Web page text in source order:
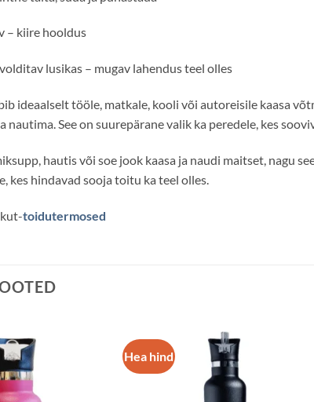
– kiire hooldus
lusikas – mugav lahendus teel olles
ideaalselt tööle, matkale, kooli või autoreisile kaasa
nautima. See on suurepärane valik ka peredele, kes
hautis või soe jook kaasa ja naudi maitset, nagu
kes hindavad sooja toitu ka teel olles.
toidutermosed
Hea hind